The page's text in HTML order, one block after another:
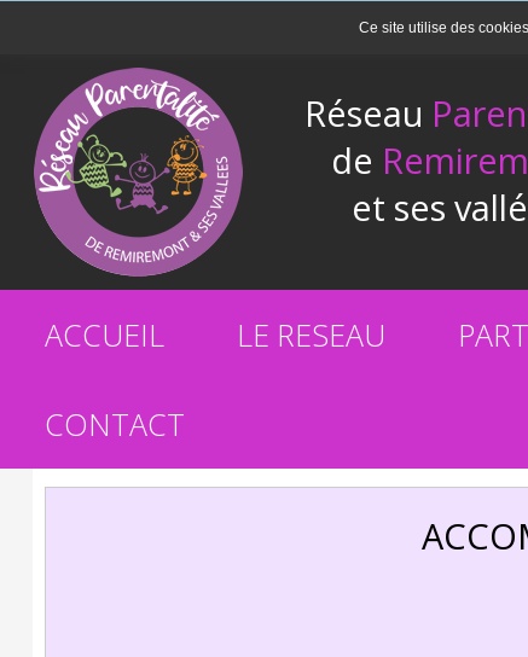
Ce site utilise des
Réseau
de
et ses
ACCUEIL LE RESEAU
CONTACT